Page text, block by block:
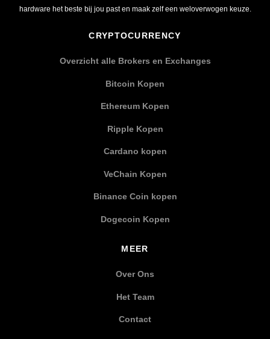
hardware het beste bij jou past en maak zelf een weloverwogen keuze.
CRYPTOCURRENCY
Overzicht alle Brokers en Exchanges
Bitcoin Kopen
Ethereum Kopen
Ripple Kopen
Cardano kopen
VeChain Kopen
Binance Coin kopen
Dogecoin Kopen
MEER
Over Ons
Het Team
Contact